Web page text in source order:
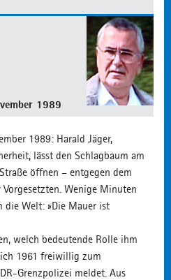
1989
1989: Harald Jäger,
lässt den Schlagbaum am
öffnen – entgegen dem
Wenige Minuten
die Welt: »Die Mauer ist
welch bedeutende Rolle ihm
1961 freiwillig zum
Grenzpolizei meldet. Aus